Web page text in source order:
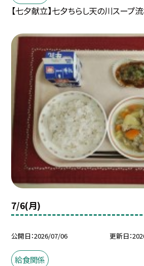
【七夕献立】七夕ちらし天の川スープ
7/6(月)
公開日 2026/07/06 更新日
給食関係